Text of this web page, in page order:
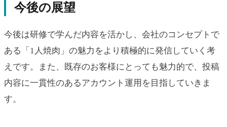
今後の展望
今後は研修で学んだ内容を活かし、会社のコンセプトで
ある「1人焼肉」の魅力をより積極的に発信していく考
えです。また、既存のお客様にとっても魅力的で、投稿
内容に一貫性のあるアカウント運用を目指していきま
す。